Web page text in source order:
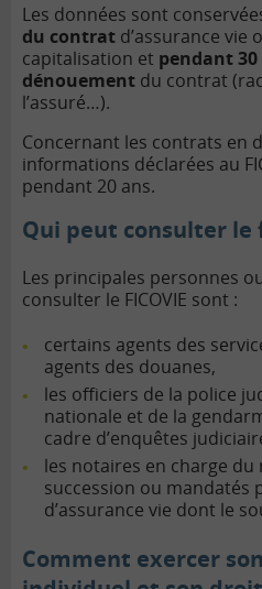
Les données sont
du contrat d’assurance vie
capitalisation et pendant 30
dénouement du contrat
l’assuré…).
Concernant les contrats en
informations déclarées au
pendant 20 ans.
Qui peut consulter le
Les principales personnes
consulter le FICOVIE sont :
certains agents des
agents des douanes,
les officiers de la police
nationale et de la
cadre d’enquêtes
les notaires en charge du
succession ou mandatés
d’assurance vie dont le
Comment exercer